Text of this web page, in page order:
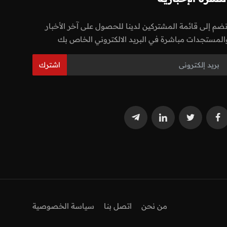
إلى قائمة المشتركين لدينا للحصول على آخر الأخبار
مباشرة في البريد الالكتروني الخاص بك
اشترك
من نحن اتصل بنا سياسة الخصوصية